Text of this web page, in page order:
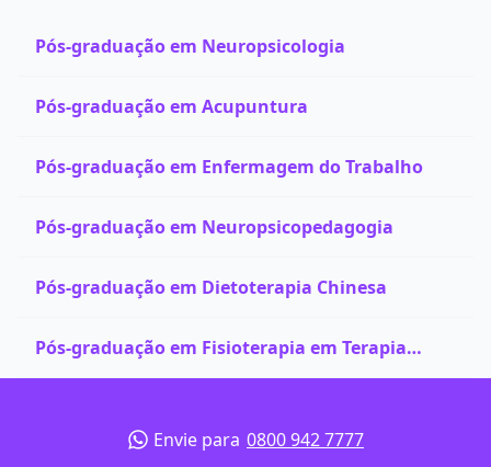
Pós-graduação em Neuropsicologia
Pós-graduação em Acupuntura
Pós-graduação em Enfermagem do Trabalho
Pós-graduação em Neuropsicopedagogia
Pós-graduação em Dietoterapia Chinesa
Pós-graduação em Fisioterapia em Terapia
Manual
Envie para 0800 942 7777